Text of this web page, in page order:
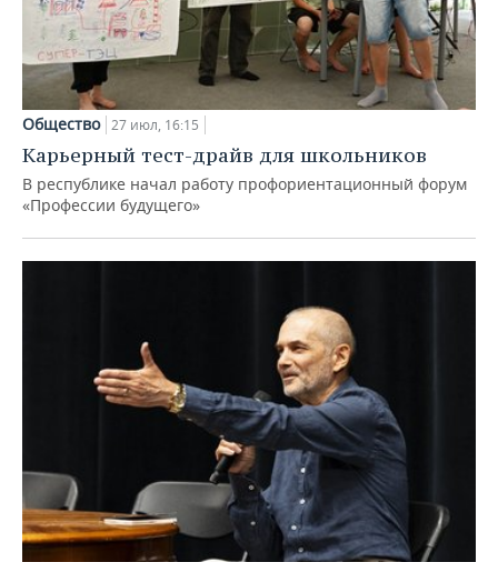
Общество 27 июл, 16:15
Карьерный тест-драйв для школьников
В республике начал работу профориентационный форум
«Профессии будущего»